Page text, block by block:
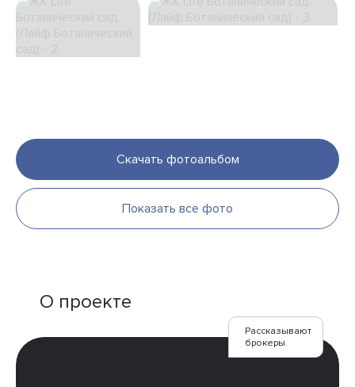
Скачать фотоальбом
Показать все фото
О проекте
Рассказывают
брокеры